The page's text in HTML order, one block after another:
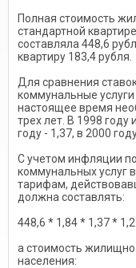
Полная стоимость
стандартной
составляла 448,6
квартиру 183,4 рубля.
Для сравнения
коммунальные
настоящее время
трех лет. В 1998 году
году - 1,37, в 2000
С учетом инфляции
коммунальных услуг
тарифам,
должна составлять:
448,6 * 1,84 * 1,37 * 1,2
а стоимость
населения: